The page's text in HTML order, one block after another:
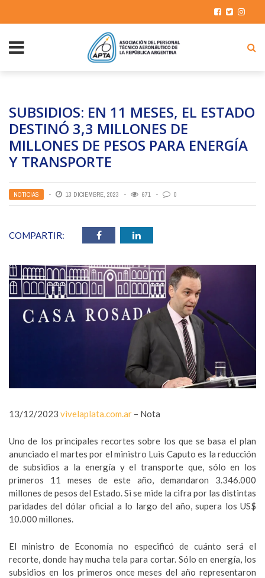
SUBSIDIOS: EN 11 MESES, EL ESTADO
DESTINÓ 3,3 MILLONES DE
MILLONES DE PESOS PARA ENERGÍA
Y TRANSPORTE
NOTICIAS 13 DICIEMBRE, 2023 671 0
COMPARTIR:
13/12/2023 vivelaplata.com.ar – Nota
Uno de los principales recortes sobre los que se basa el plan
anunciado el martes por el ministro Luis Caputo es la reducción
de subsidios a la energía y el transporte que, sólo en los
primeros 11 meses de este año, demandaron 3.346.000
millones de pesos del Estado. Si se mide la cifra por las distintas
paridades del dólar oficial a lo largo del año, supera los US$
10.000 millones.
El ministro de Economía no especificó de cuánto será el
recorte, donde hay mucha tela para cortar. Sólo en energía, los
subsidios en los primeros once meses del año representaron